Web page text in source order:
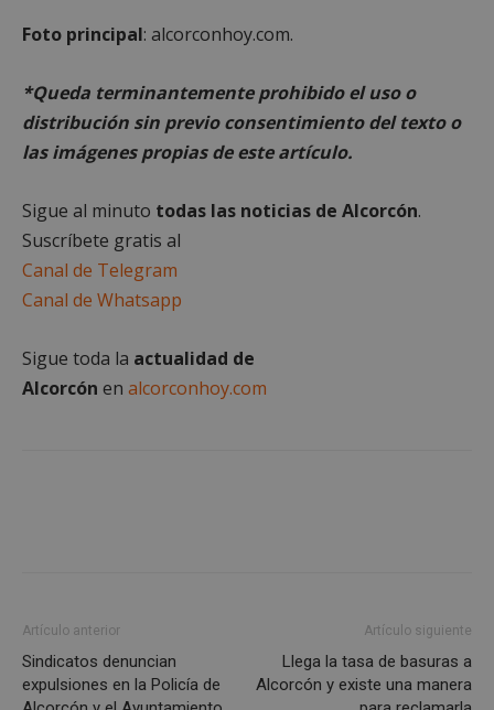
Foto principal: alcorconhoy.com.
*Queda terminantemente prohibido el uso o
distribución sin previo consentimiento del texto o
las imágenes propias de este artículo.
Sigue al minuto todas las noticias de Alcorcón.
Suscríbete gratis al
Canal de Telegram
Canal de Whatsapp
Sigue toda la actualidad de
Alcorcón en alcorconhoy.com
Artículo anterior
Sindicatos denuncian
expulsiones en la Policía de
Artículo siguiente
Llega la tasa de basuras a
Alcorcón y existe una manera
AWSALBCORS
Privacy Policy